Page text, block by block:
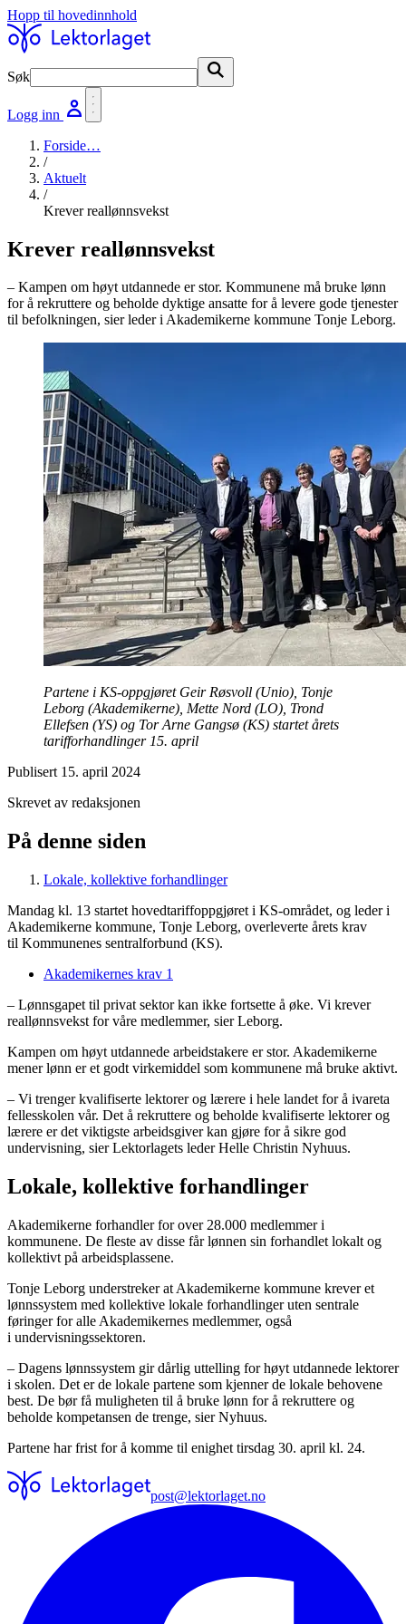
Hopp til hovedinnhold
Søk
Logg inn
Forside…
/
Aktuelt
/
Krever reallønnsvekst
Krever reallønnsvekst
– Kampen om høyt utdannede er stor. Kommunene må bruke lønn
for å rekruttere og beholde dyktige ansatte for å levere gode tjenester
til befolkningen, sier leder i Akademikerne kommune Tonje Leborg.
Partene i KS-oppgjøret Geir Røsvoll (Unio), Tonje
Leborg (Akademikerne), Mette Nord (LO), Trond
Ellefsen (YS) og Tor Arne Gangsø (KS) startet årets
tarifforhandlinger 15. april
Publisert 15. april 2024
Skrevet av redaksjonen
På denne siden
Lokale, kollektive forhandlinger
Mandag kl. 13 startet hovedtariffoppgjøret i KS-området, og leder i
Akademikerne kommune, Tonje Leborg, overleverte årets krav
til Kommunenes sentralforbund (KS).
Akademikernes krav 1
– Lønnsgapet til privat sektor kan ikke fortsette å øke. Vi krever
reallønnsvekst for våre medlemmer, sier Leborg.
Kampen om høyt utdannede arbeidstakere er stor. Akademikerne
mener lønn er et godt virkemiddel som kommunene må bruke aktivt.
– Vi trenger kvalifiserte lektorer og lærere i hele landet for å ivareta
fellesskolen vår. Det å rekruttere og beholde kvalifiserte lektorer og
lærere er det viktigste arbeidsgiver kan gjøre for å sikre god
undervisning, sier Lektorlagets leder Helle Christin Nyhuus.
Lokale, kollektive forhandlinger
Akademikerne forhandler for over 28.000 medlemmer i
kommunene. De fleste av disse får lønnen sin forhandlet lokalt og
kollektivt på arbeidsplassene.
Tonje Leborg understreker at Akademikerne kommune krever et
lønnssystem med kollektive lokale forhandlinger uten sentrale
føringer for alle Akademikernes medlemmer, også
i undervisningssektoren.
– Dagens lønnssystem gir dårlig uttelling for høyt utdannede lektorer
i skolen. Det er de lokale partene som kjenner de lokale behovene
best. De bør få muligheten til å bruke lønn for å rekruttere og
beholde kompetansen de trenge, sier Nyhuus.
Partene har frist for å komme til enighet tirsdag 30. april kl. 24.
post@lektorlaget.no